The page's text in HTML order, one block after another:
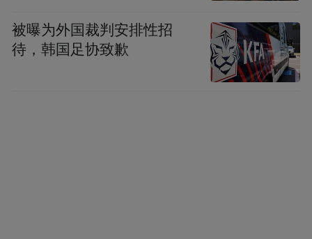
被曝为外国裁判安排性招
待，韩国足协致歉